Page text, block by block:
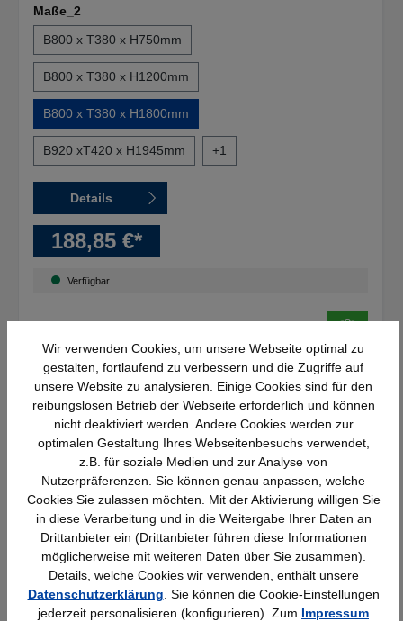
Maße_2
B800 x T380 x H750mm
B800 x T380 x H1200mm
B800 x T380 x H1800mm
B920 xT420 x H1945mm +1
Details
188,85 €*
Verfügbar
Lüllmann Prospektschrank, 5
Wir verwenden Cookies, um unsere Webseite optimal zu
gestalten, fortlaufend zu verbessern und die Zugriffe auf
unsere Website zu analysieren. Einige Cookies sind für den
reibungslosen Betrieb der Webseite erforderlich und können
nicht deaktiviert werden. Andere Cookies werden zur
optimalen Gestaltung Ihres Webseitenbesuchs verwendet,
z.B. für soziale Medien und zur Analyse von
Nutzerpräferenzen. Sie können genau anpassen, welche
Cookies Sie zulassen möchten. Mit der Aktivierung willigen Sie
in diese Verarbeitung und in die Weitergabe Ihrer Daten an
Drittanbieter ein (Drittanbieter führen diese Informationen
möglicherweise mit weiteren Daten über Sie zusammen).
Details, welche Cookies wir verwenden, enthält unsere
Datenschutzerklärung . Sie können die Cookie-Einstellungen
jederzeit personalisieren (konfigurieren). Zum Impressum